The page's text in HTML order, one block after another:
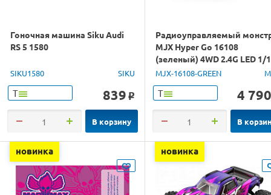
Гоночная машина Siku Audi
RS 5 1580
SIKU1580 SIKU
Т 839 o
В корзину
Радиоуправляемый
MJX Hyper Go 16108
(зеленый) 4WD 2.4G LED 1/
RTR
MJX-16108-GREEN
Т 4 790
В
новинка новинка